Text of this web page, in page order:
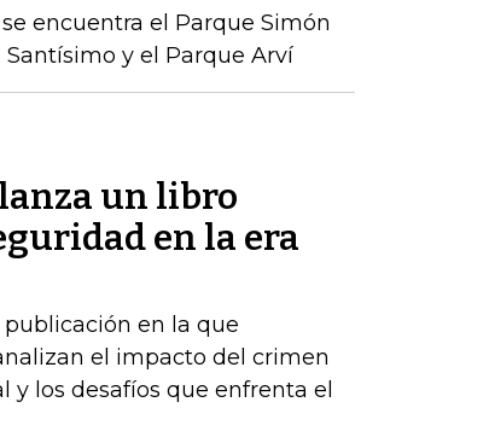
encuentra el Parque Simón
Santísimo y el Parque Arví
un libro
en la era
en la que
el impacto del crimen
los desafíos que enfrenta el